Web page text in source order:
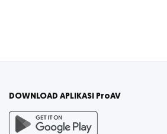
DOWNLOAD APLIKASI ProAV